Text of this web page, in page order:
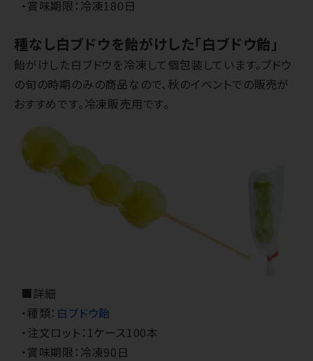
・賞味期限：冷凍180日
種なし白ブドウを飴がけした「白ブドウ飴」
飴がけした白ブドウを冷凍して個包装しています。ブドウ
の旬の時期のみの商品なので、秋のイベントでの販売が
おすすめです。冷凍販売用です。
■詳細
・種類： 白ブドウ飴
・注文ロット：1ケース100本
・賞味期限：冷凍90日